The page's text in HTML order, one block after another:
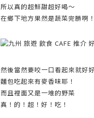
所以真的超鮮甜超好喝～
在鄉下地方果然是蔬菜完勝啊！
然後當然要咬一口看起來就好
麵包吃起來有麥香味耶！
而且裡面又是一堆的野菜
真！的！超！好！吃！